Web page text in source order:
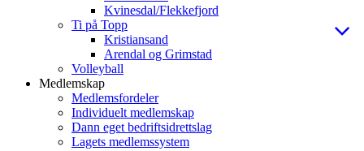
Kvinesdal/Flekkefjord
Ti på Topp
Kristiansand
Arendal og Grimstad
Volleyball
Medlemskap
Medlemsfordeler
Individuelt medlemskap
Dann eget bedriftsidrettslag
Lagets medlemssystem